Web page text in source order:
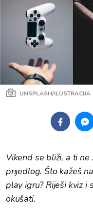
UNSPLASH/ILUSTRACIJA
Vikend se bliži, a ti
prijedlog. Što kažeš
play igru? Riješi kviz i
okušati.